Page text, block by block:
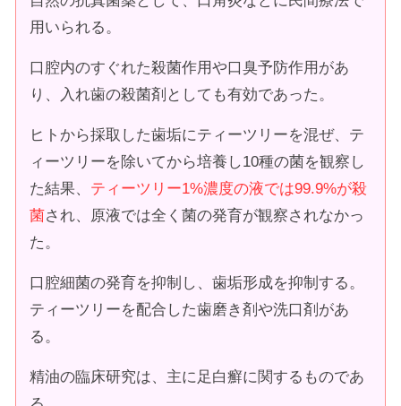
用いられる。
口腔内のすぐれた殺菌作用や口臭予防作用があ
り、入れ歯の殺菌剤としても有効であった。
ヒトから採取した歯垢にティーツリーを混ぜ、テ
ィーツリーを除いてから培養し10種の菌を観察し
た結果、 ティーツリー1%濃度の液では99.9%が殺
菌され、原液では全く菌の発育が観察されなかっ
た。
口腔細菌の発育を抑制し、歯垢形成を抑制する。
ティーツリーを配合した歯磨き剤や洗口剤があ
る。
精油の臨床研究は、主に足白癬に関するものであ